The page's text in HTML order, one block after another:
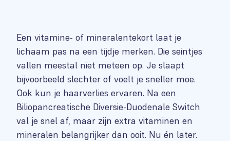
Een vitamine- of mineralentekort laat je
lichaam pas na een tijdje merken. Die seintjes
vallen meestal niet meteen op. Je slaapt
bijvoorbeeld slechter of voelt je sneller moe.
Ook kun je haarverlies ervaren. Na een
Biliopancreatische Diversie-Duodenale Switch
val je snel af, maar zijn extra vitaminen en
mineralen belangrijker dan ooit. Nu én later.